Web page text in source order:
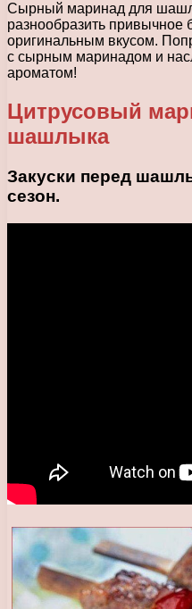
Сырный маринад для
разнообразить привычное
оригинальным вкусом.
с сырным маринадом и
ароматом!
Цитрусовый
шашлыка
Закуски перед
сезон.